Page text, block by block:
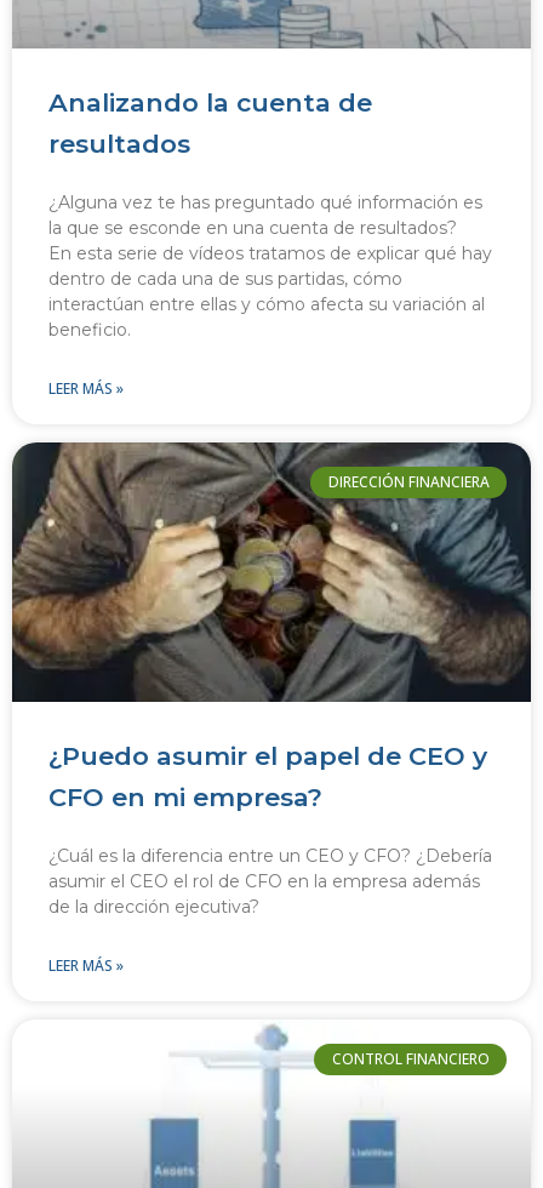
Analizando la cuenta de
resultados
¿Alguna vez te has preguntado qué información es
la que se esconde en una cuenta de resultados?
En esta serie de vídeos tratamos de explicar qué hay
dentro de cada una de sus partidas, cómo
interactúan entre ellas y cómo afecta su variación al
beneficio.
LEER MÁS »
DIRECCIÓN FINANCIERA
¿Puedo asumir el papel de CEO y
CFO en mi empresa?
¿Cuál es la diferencia entre un CEO y CFO? ¿Debería
asumir el CEO el rol de CFO en la empresa además
de la dirección ejecutiva?
LEER MÁS »
CONTROL FINANCIERO